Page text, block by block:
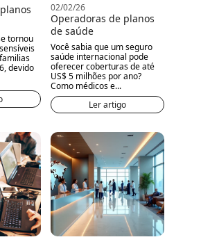
tornou
devido
02/02/26
Operadoras de planos
de saúde
Você sabia que um seguro
saúde internacional pode
oferecer coberturas de até
US$ 5 milhões por ano?
Como médicos e...
Ler artigo